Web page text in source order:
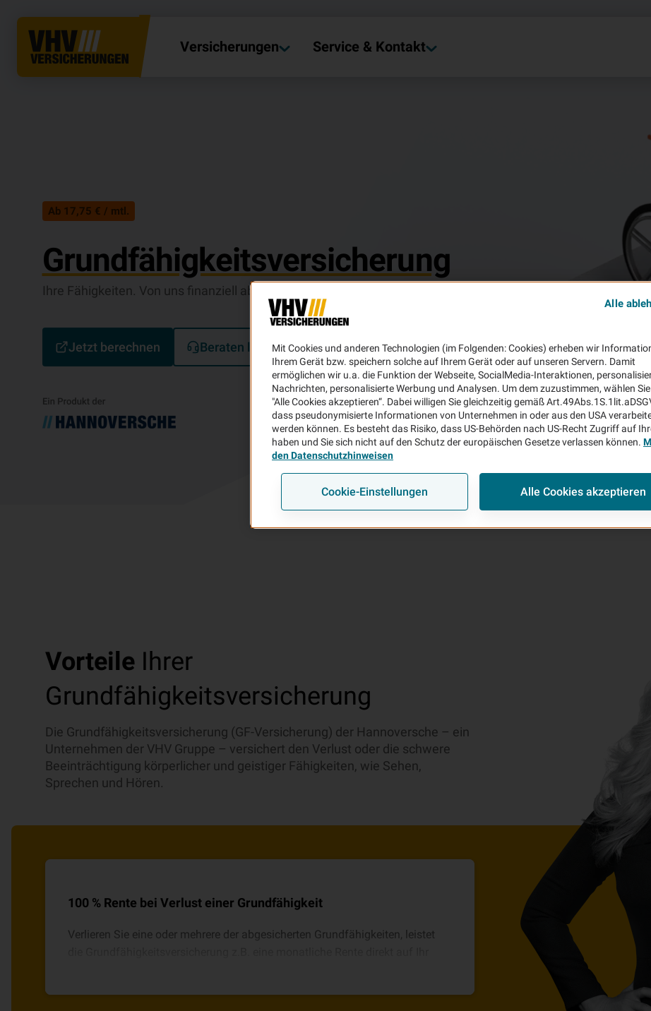
Versicherungen Service & Kontakt
Ab 17,75 € / mtl.
Grundfähigkeitsversicherung
Ihre Fähigkeiten. Von uns finanziell abgesichert.
Jetzt berechnen Beraten lassen
Vorteile Ihrer
Grundfähigkeitsversicherung
Die Grundfähigkeitsversicherung (GF-Versicherung) der Hannoversche – ein
Unternehmen der VHV Gruppe – versichert den Verlust oder die schwere
Beeinträchtigung körperlicher und geistiger Fähigkeiten, wie Sehen,
Sprechen und Hören.
100 % Rente bei Verlust einer Grundfähigkeit
Verlieren Sie eine oder mehrere der abgesicherten Grundfähigkeiten, leistet
Mit Cookies und anderen Technologien (im Folgenden: Cookies) erheben wir
Ihrem Gerät bzw. speichern solche auf Ihrem Gerät oder auf unseren Servern. Damit
ermöglichen wir u.a. die Funktion der Webseite, SocialMedia-Interaktionen,
Nachrichten, personalisierte Werbung und Analysen. Um dem zuzustimmen, wählen
"Alle Cookies akzeptieren“. Dabei willigen Sie gleichzeitig gemäß
dass pseudonymisierte Informationen von Unternehmen in oder aus den USA
werden können. Es besteht das Risiko, dass US-Behörden nach US-Recht Zugriff auf
haben und Sie sich nicht auf den Schutz der europäischen Gesetze verlassen können.
den Datenschutzhinweisen
Cookie-Einstellungen Alle Cookies akzeptieren
Alle